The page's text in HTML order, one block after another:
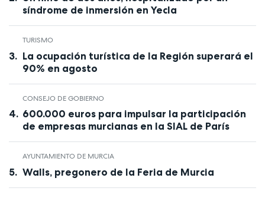
síndrome de inmersión en Yecla
TURISMO
La ocupación turística de la Región superará el
90% en agosto
CONSEJO DE GOBIERNO
600.000 euros para impulsar la participación
de empresas murcianas en la SIAL de París
AYUNTAMIENTO DE MURCIA
Walls, pregonero de la Feria de Murcia